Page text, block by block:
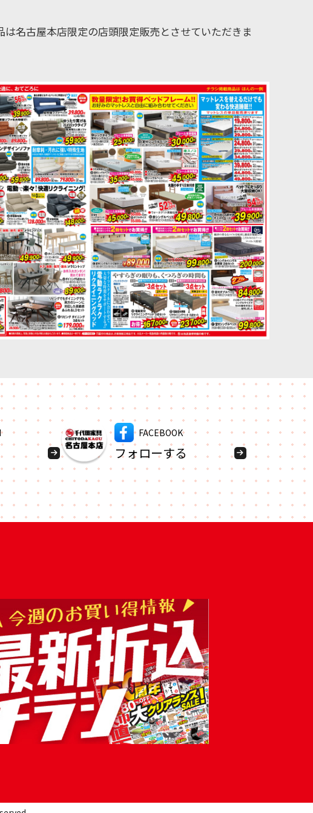
名古屋本店限定の店頭限定販売とさせていただきま
FACEBOOK
フォローする